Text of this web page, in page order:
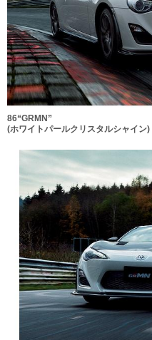
86“GRMN”
(ホワイトパールクリスタルシャイン)